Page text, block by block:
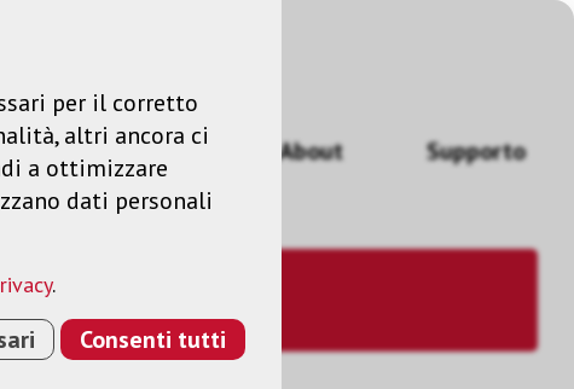
News About Supporto
per il corretto
altri ancora ci
a ottimizzare
dati personali
.
Consenti tutti